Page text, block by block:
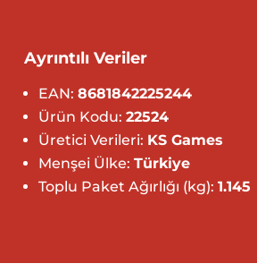
Ayrıntılı Veriler
EAN: 8681842225244
Ürün Kodu: 22524
Üretici Verileri: KS Games
Menşei Ülke: Türkiye
Toplu Paket Ağırlığı (kg): 1.145